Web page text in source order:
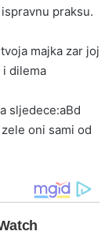
praksu.
majka zar joj
dilema
sljedece:aBd
oni sami od